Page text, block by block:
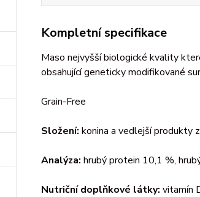
Kompletní specifikace
Maso nejvyšší biologické kvality
obsahující geneticky modifikované
Grain-Free
Složení: konina a vedlejší produkty
Analýza: hrubý protein 10,1 %,
Nutriční doplňkové látky: vitamín